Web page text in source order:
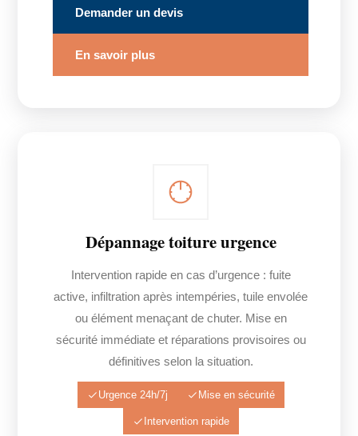
Demander un devis
En savoir plus
Dépannage toiture urgence
Intervention rapide en cas d’urgence : fuite
active, infiltration après intempéries, tuile envolée
ou élément menaçant de chuter. Mise en
sécurité immédiate et réparations provisoires ou
définitives selon la situation.
Urgence 24h/7j Mise en sécurité
Intervention rapide